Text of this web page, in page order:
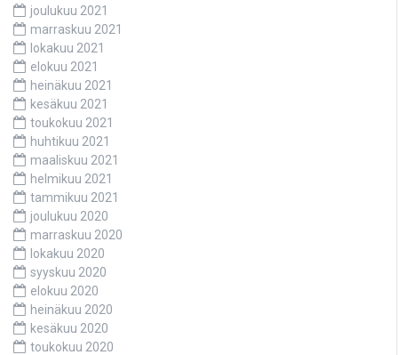
joulukuu 2021
marraskuu 2021
lokakuu 2021
elokuu 2021
heinäkuu 2021
kesäkuu 2021
toukokuu 2021
huhtikuu 2021
maaliskuu 2021
helmikuu 2021
tammikuu 2021
joulukuu 2020
marraskuu 2020
lokakuu 2020
syyskuu 2020
elokuu 2020
heinäkuu 2020
kesäkuu 2020
toukokuu 2020